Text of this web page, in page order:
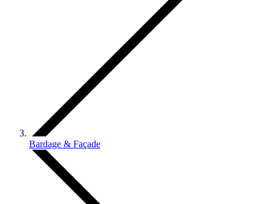
Bardage & Façade